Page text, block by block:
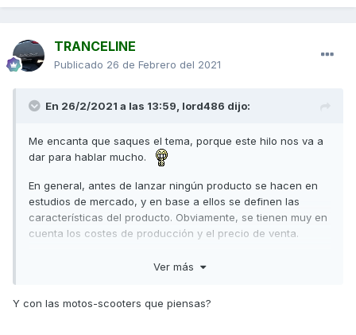
TRANCELINE
Publicado 26 de Febrero del 2021
En 26/2/2021 a las 13:59, lord486 dijo:
Me encanta que saques el tema, porque este hilo nos va a
dar para hablar mucho.
En general, antes de lanzar ningún producto se hacen en
estudios de mercado, y en base a ellos se definen las
características del producto. Obviamente, se tienen muy en
cuenta los costes de producción y el precio de venta.
Cuando todos los fabricantes se lanzan a hacer SUV, es
por la misma razón su espacio interior es más
Ver más
Y con las motos-scooters que piensas?